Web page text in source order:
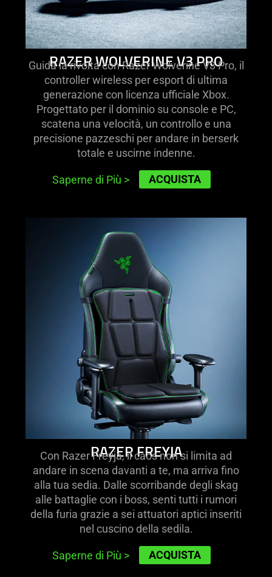
RAZER WOLVERINE V3 PRO
Guida la rivolta con Razer Wolverine V3 Pro, il
controller wireless per esport di ultima
generazione con licenza ufficiale Xbox.
Progettato per il dominio su console e PC,
scatena una velocità, un controllo e una
precisione pazzeschi per andare in berserk
totale e uscirne indenne.
Saperne di Più > ACQUISTA
RAZER FREYJA
Con Razer Freyja, il caos non si limita ad
andare in scena davanti a te, ma arriva fino
alla tua sedia. Dalle scorribande degli skag
alle battaglie con i boss, senti tutti i rumori
della furia grazie a sei attuatori aptici inseriti
nel cuscino della sedila.
Saperne di Più > ACQUISTA